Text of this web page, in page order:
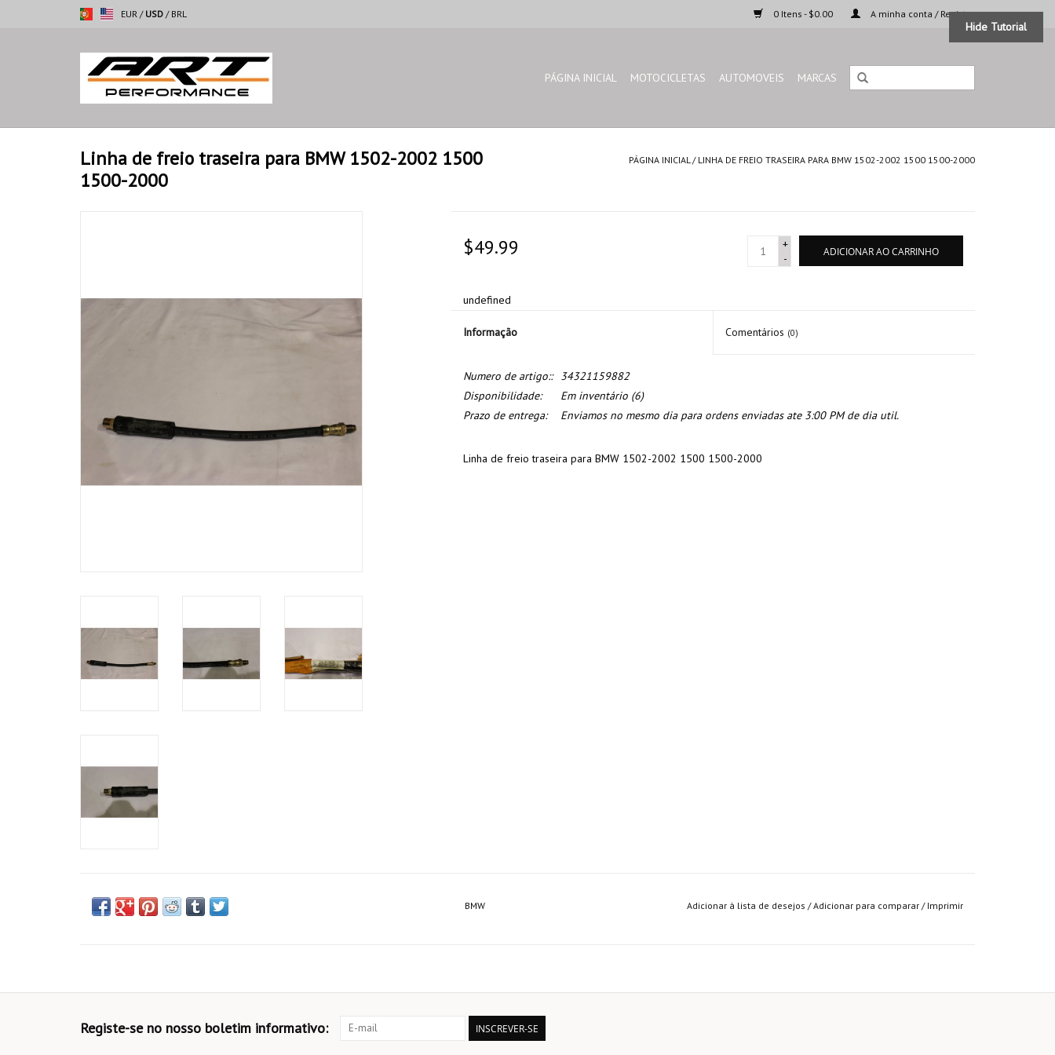
EUR / USD / BRL 0 Itens - $0.00 A minha conta / Registar
PÁGINA INICIAL MOTOCICLETAS AUTOMOVEIS MARCAS
Linha de freio traseira para BMW 1502-2002 1500
1500-2000
PÁGINA INICIAL/ LINHA DE FREIO TRASEIRA PARA BMW 1502-2002 1500 1500-2000
$49.99
+
-
ADICIONAR AO CARRINHO
undefined
Informação Comentários (0)
Numero de artigo::
34321159882
Disponibilidade:
Em inventário(6)
Prazo de entrega:
Enviamos no mesmo dia para ordens enviadas ate 3:00 PM de dia util.
Linha de freio traseira para BMW 1502-2002 1500 1500-2000
BMW Adicionar à lista de desejos /Adicionar para comparar / Imprimir
Registe-se no nosso boletim informativo: INSCREVER-SE
Hide Tutorial